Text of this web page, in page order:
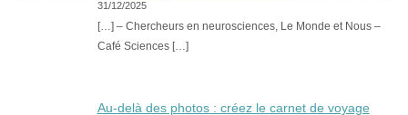
31/12/2025
[…] – Chercheurs en neurosciences, Le Monde et Nous –
Café Sciences […]
Au-delà des photos : créez le carnet de voyage